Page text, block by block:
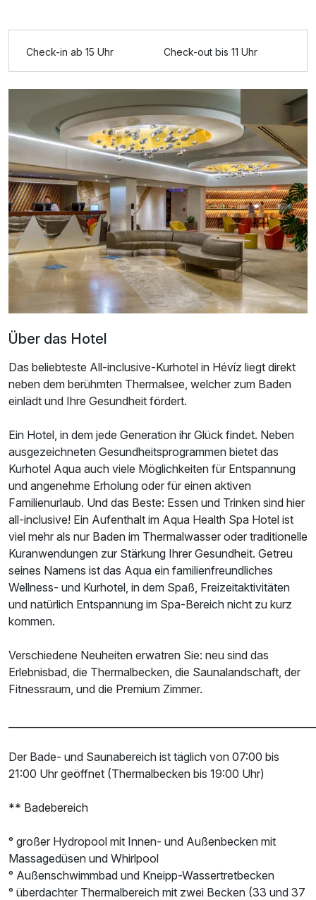
Einzelzimmer Superior
1 Erwachsenen und 1 Kind
Ausstattung
Für 3 Tage p.P. ab286,00 €
Check-in ab 15 Uhr Check-out bis 11 Uhr
Über das Hotel
Das beliebteste All-inclusive-Kurhotel in Hévíz liegt direkt
neben dem berühmten Thermalsee, welcher zum Baden
einlädt und Ihre Gesundheit fördert.
Ein Hotel, in dem jede Generation ihr Glück findet. Neben
ausgezeichneten Gesundheitsprogrammen bietet das
Kurhotel Aqua auch viele Möglichkeiten für Entspannung
und angenehme Erholung oder für einen aktiven
Familienurlaub. Und das Beste: Essen und Trinken sind hier
all-inclusive! Ein Aufenthalt im Aqua Health Spa Hotel ist
viel mehr als nur Baden im Thermalwasser oder traditionelle
Kuranwendungen zur Stärkung Ihrer Gesundheit. Getreu
seines Namens ist das Aqua ein familienfreundliches
Wellness- und Kurhotel, in dem Spaß, Freizeitaktivitäten
und natürlich Entspannung im Spa-Bereich nicht zu kurz
kommen.
Verschiedene Neuheiten erwatren Sie: neu sind das
Erlebnisbad, die Thermalbecken, die Saunalandschaft, der
Fitnessraum, und die Premium Zimmer.
Der Bade- und Saunabereich ist täglich von 07:00 bis
21:00 Uhr geöffnet (Thermalbecken bis 19:00 Uhr)
** Badebereich
° großer Hydropool mit Innen- und Außenbecken mit
Massagedüsen und Whirlpool
° Außenschwimmbad und Kneipp-Wassertretbecken
° überdachter Thermalbereich mit zwei Becken (33 und 37